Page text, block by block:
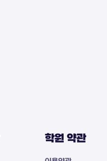
학원 약관